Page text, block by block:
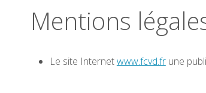
Mentions
Le site Internetwww.fcvd.frune